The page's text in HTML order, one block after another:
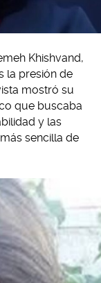
Khishvand,
la presión de
mostró su
que buscaba
y las
sencilla de